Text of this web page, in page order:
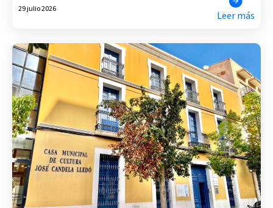
29 julio 2026
Leer más